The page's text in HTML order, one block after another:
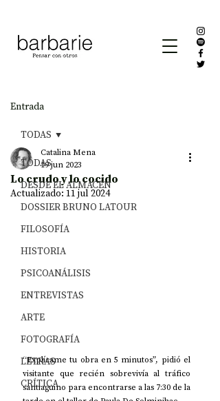
Entrada
TODAS
DESDE EL ALMACÉN
DOSSIER BRUNO LATOUR
FILOSOFÍA
HISTORIA
PSICOANÁLISIS
ENTREVISTAS
ARTE
FOTOGRAFÍA
LETRAS
CRÍTICA
TODAS
Lo crudo y lo cocido
Catalina Mena
19 jun 2023
Actualizado: 11 jul 2024
“Explícame tu obra en 5 minutos”, pidió el
visitante que recién sobrevivía al tráfico
santiaguino para encontrarse a las 7:30 de la